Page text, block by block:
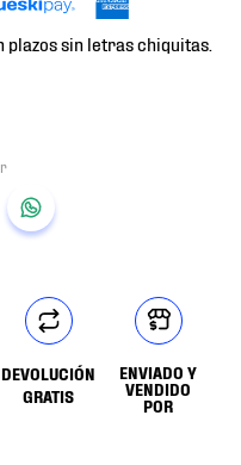
DEVOLUCIÓN
GRATIS
ENVIADO Y
VENDIDO
POR